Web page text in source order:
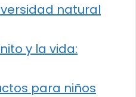
natural
y la vida:
para niños